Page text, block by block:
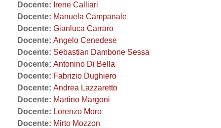
Docente: Irene Calliari
Docente: Manuela Campanale
Docente: Gianluca Carraro
Docente: Angelo Cenedese
Docente: Sebastian Dambone Sessa
Docente: Antonino Di Bella
Docente: Fabrizio Dughiero
Docente: Andrea Lazzaretto
Docente: Martino Margoni
Docente: Lorenzo Moro
Docente: Mirto Mozzon